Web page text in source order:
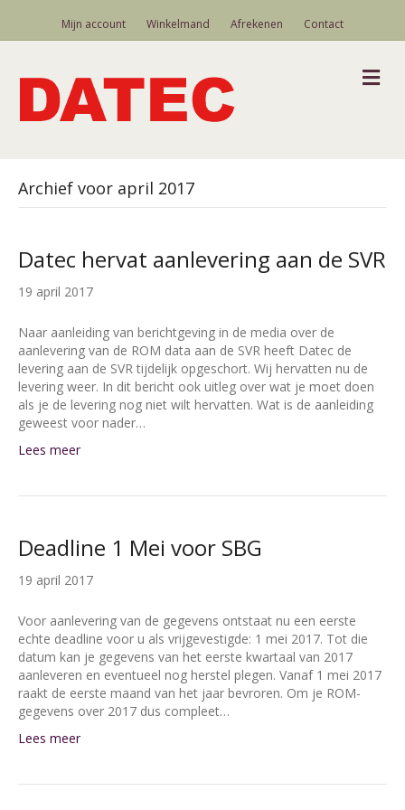
Mijn account Winkelmand Afrekenen Contact
Archief voor april 2017
Datec hervat aanlevering aan de SVR
19 april 2017
Naar aanleiding van berichtgeving in de media over de
aanlevering van de ROM data aan de SVR heeft Datec de
levering aan de SVR tijdelijk opgeschort. Wij hervatten nu de
levering weer. In dit bericht ook uitleg over wat je moet doen
als je de levering nog niet wilt hervatten. Wat is de aanleiding
geweest voor nader…
Lees meer
Deadline 1 Mei voor SBG
19 april 2017
Voor aanlevering van de gegevens ontstaat nu een eerste
echte deadline voor u als vrijgevestigde: 1 mei 2017. Tot die
datum kan je gegevens van het eerste kwartaal van 2017
aanleveren en eventueel nog herstel plegen. Vanaf 1 mei 2017
raakt de eerste maand van het jaar bevroren. Om je ROM-
gegevens over 2017 dus compleet…
Lees meer